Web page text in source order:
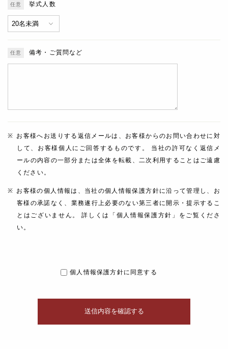
挙式人数
備考・ご質問など
お客様へお送りする返信メールは、お客様からのお問い合わせに対
して、お客様個人にご回答するものです。 当社の許可なく返信メ
ールの内容の一部分または全体を転載、二次利用することはご遠慮
ください。
お客様の個人情報は、当社の個人情報保護方針に沿って管理し、お
客様の承諾なく、業務遂行上必要のない第三者に開示・提示するこ
とはございません。 詳しくは「個人情報保護方針」をご覧くださ
い。
個人情報保護方針に同意する